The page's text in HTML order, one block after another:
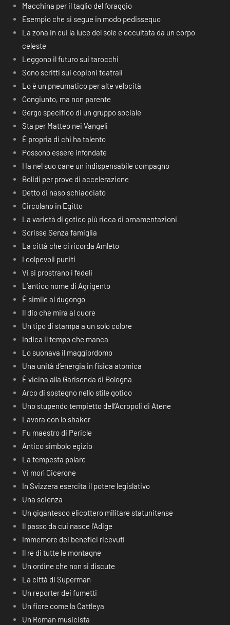
Macchina per il taglio del foraggio
Esempio che si segue in modo pedissequo
La zona in cui la luce del sole e occultata da un corpo
celeste
Leggono il futuro sui tarocchi
Sono scritti sui copioni teatrali
Lo è un pneumatico per alte velocità
Congiunto, ma non parente
Gergo specifico di un gruppo sociale
Sta per Matteo nei Vangeli
É propria di chi ha talento
Possono essere infondate
Ha nel suo cane un indispensabile compagno
Bolidi per prove di accelerazione
Detto di naso schiacciato
Circolano in Egitto
La varietà di gotico più ricca di ornamentazioni
Scrisse Senza famiglia
La città che ci ricorda Amleto
I colpevoli puniti
Vi si prostrano i fedeli
L’antico nome di Agrigento
È simile al dugongo
Il dio che mira al cuore
Un tipo di stampa a un solo colore
Indica il tempo che manca
Lo suonava il maggiordomo
Una unità d’energia in fisica atomica
È vicina alla Garisenda di Bologna
Arco di sostegno nello stile gotico
Uno stupendo tempietto dell’Acropoli di Atene
Lavora con lo shaker
Fu maestro di Pericle
Antico simbolo egizio
La tempesta polare
Vi morì Cicerone
In Svizzera esercita il potere legislativo
Una scienza
Un gigantesco elicottero militare statunitense
Il passo da cui nasce l’Adige
Immemore dei benefici ricevuti
Il re di tutte le montagne
Un ordine che non si discute
La città di Superman
Un reporter dei fumetti
Un fiore come la Cattleya
Un Roman musicista